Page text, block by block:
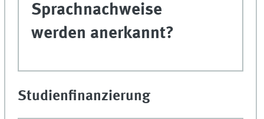
Sprachnachweise
werden anerkannt?
Studienfinanzierung